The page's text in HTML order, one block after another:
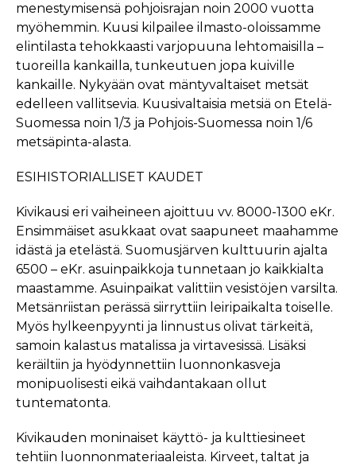
menestymisensä pohjoisrajan noin 2000 vuotta
myöhemmin. Kuusi kilpailee ilmasto-oloissamme
elintilasta tehokkaasti varjopuuna lehtomaisilla –
tuoreilla kankailla, tunkeutuen jopa kuiville
kankaille. Nykyään ovat mäntyvaltaiset metsät
edelleen vallitsevia. Kuusivaltaisia metsiä on Etelä-
Suomessa noin 1/3 ja Pohjois-Suomessa noin 1/6
metsäpinta-alasta.
ESIHISTORIALLISET KAUDET
Kivikausi eri vaiheineen ajoittuu vv. 8000-1300 eKr.
Ensimmäiset asukkaat ovat saapuneet maahamme
idästä ja etelästä. Suomusjärven kulttuurin ajalta
6500 – eKr. asuinpaikkoja tunnetaan jo kaikkialta
maastamme. Asuinpaikat valittiin vesistöjen varsilta.
Metsänriistan perässä siirryttiin leiripaikalta toiselle.
Myös hylkeenpyynti ja linnustus olivat tärkeitä,
samoin kalastus matalissa ja virtavesissä. Lisäksi
keräiltiin ja hyödynnettiin luonnonkasveja
monipuolisesti eikä vaihdantakaan ollut
tuntematonta.
Kivikauden moninaiset käyttö- ja kulttiesineet
tehtiin luonnonmateriaaleista. Kirveet, taltat ja